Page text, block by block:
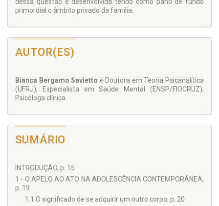
dessa questão é desenvolvida tendo como pano de fundo
primordial o âmbito privado da família.
AUTOR(ES)
Bianca Bergamo Savietto é Doutora em Teoria Psicanalítica
(UFRJ); Especialista em Saúde Mental (ENSP/FIOCRUZ);
Psicóloga clínica.
SUMÁRIO
INTRODUÇÃO, p. 15
1 - O APELO AO ATO NA ADOLESCÊNCIA CONTEMPORÂNEA,
p. 19
1.1 O significado de se adquirir um outro corpo, p. 20